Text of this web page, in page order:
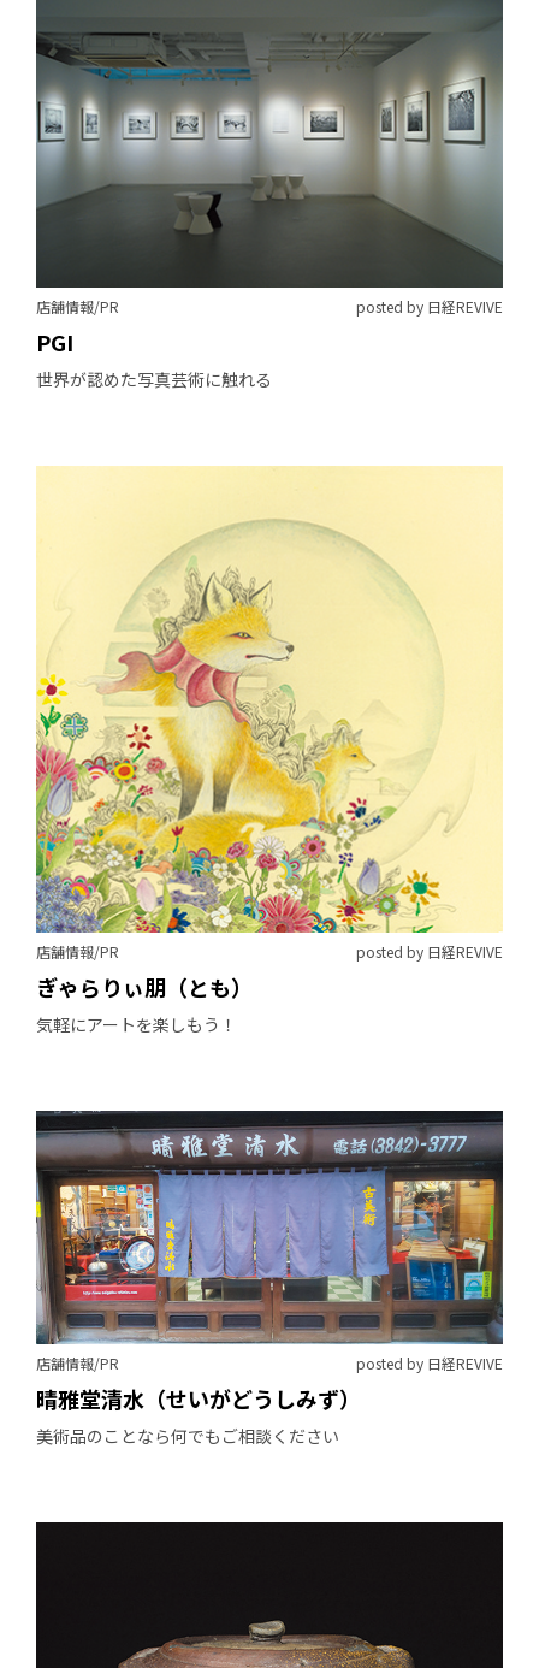
店舗情報/PR posted by 日経REVIVE
PGI
世界が認めた写真芸術に触れる
店舗情報/PR posted by 日経REVIVE
ぎゃらりぃ朋（とも）
気軽にアートを楽しもう！
店舗情報/PR posted by 日経REVIVE
晴雅堂清水（せいがどうしみず）
美術品のことなら何でもご相談ください